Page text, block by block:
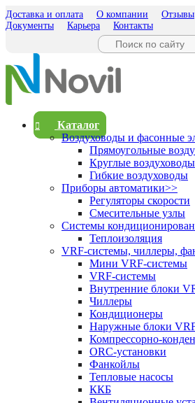
Доставка и оплата О компании Отзывы
Документы
Карьера Контакты
Каталог
Воздуховоды и фасонные
Прямоугольные
Круглые воздуховоды
Гибкие воздуховоды
Приборы автоматики>>
Регуляторы скорости
Смесительные узлы
Системы
Теплоизоляция
VRF-системы, чиллеры,
Мини VRF-системы
VRF-системы
Внутренние блоки
Чиллеры
Кондиционеры
Наружные блоки
Компрессорно-
ORC-установки
Фанкойлы
Тепловые насосы
ККБ